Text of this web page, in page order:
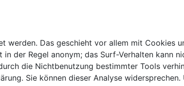
werden. Das geschieht vor allem mit Cookies
der Regel anonym; das Surf-Verhalten kann
die Nichtbenutzung bestimmter Tools
Sie können dieser Analyse widersprechen.